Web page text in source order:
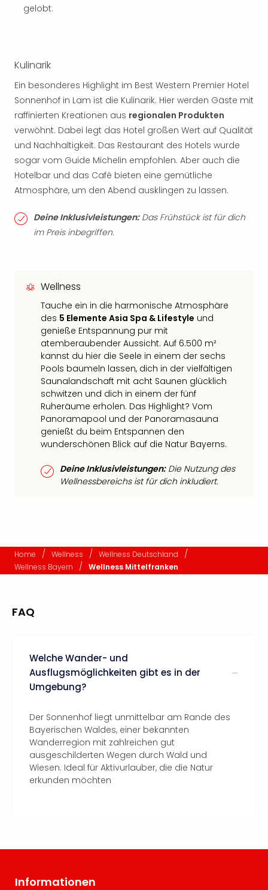
gelobt.
Kulinarik
Ein besonderes Highlight im Best Western Premier Hotel
Sonnenhof in Lam ist die Kulinarik. Hier werden Gäste mit
raffinierten Kreationen aus regionalen Produkten
verwöhnt. Dabei legt das Hotel großen Wert auf Qualität
und Nachhaltigkeit. Das Restaurant des Hotels wurde
sogar vom Guide Michelin empfohlen. Aber auch die
Hotelbar und das Café bieten eine gemütliche
Atmosphäre, um den Abend ausklingen zu lassen.
Deine Inklusivleistungen:Das Frühstück ist für dich
im Preis inbegriffen.
Wellness
Tauche ein in die harmonische Atmosphäre
des 5 Elemente Asia Spa & Lifestyle und
genieße Entspannung pur mit
atemberaubender Aussicht. Auf 6.500 m²
kannst du hier die Seele in einem der sechs
Pools baumeln lassen, dich in der vielfältigen
Saunalandschaft mit acht Saunen glücklich
schwitzen und dich in einem der fünf
Ruheräume erholen. Das Highlight? Vom
Panoramapool und der Panoramasauna
genießt du beim Entspannen den
wunderschönen Blick auf die Natur Bayerns.
Deine Inklusivleistungen:Die Nutzung des
Wellnessbereichs ist für dich inkludiert.
Home / Wellness / Wellness Deutschland /
Wellness Bayern / Wellness Mittelfranken
FAQ
Welche Wander- und
Ausflugsmöglichkeiten gibt es in der
Umgebung?
Der Sonnenhof liegt unmittelbar am Rande des
Bayerischen Waldes, einer bekannten
Wanderregion mit zahlreichen gut
ausgeschilderten Wegen durch Wald und
Wiesen. Ideal für Aktivurlauber, die die Natur
erkunden möchten
Informationen